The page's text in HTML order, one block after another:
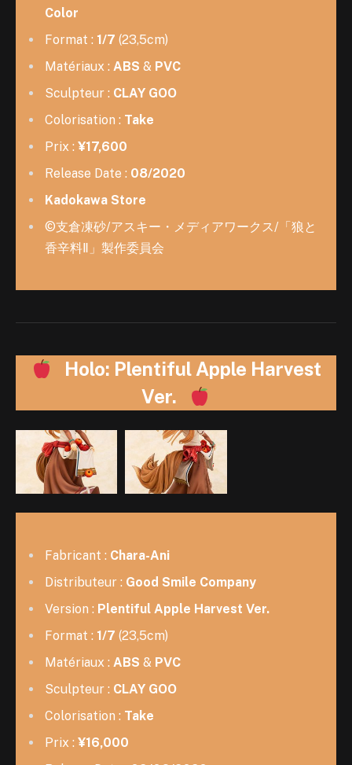
Color
Format : 1/7 (23,5cm)
Matériaux : ABS & PVC
Sculpteur : CLAY GOO
Colorisation : Take
Prix : ¥17,600
Release Date : 08/2020
Kadokawa Store
©支倉凍砂/アスキー・メディアワークス/「狼と
香辛料Ⅱ」製作委員会
Holo: Plentiful Apple Harvest
Ver.
Fabricant : Chara-Ani
Distributeur : Good Smile Company
Version : Plentiful Apple Harvest Ver.
Format : 1/7 (23,5cm)
Matériaux : ABS & PVC
Sculpteur : CLAY GOO
Colorisation : Take
Prix : ¥16,000